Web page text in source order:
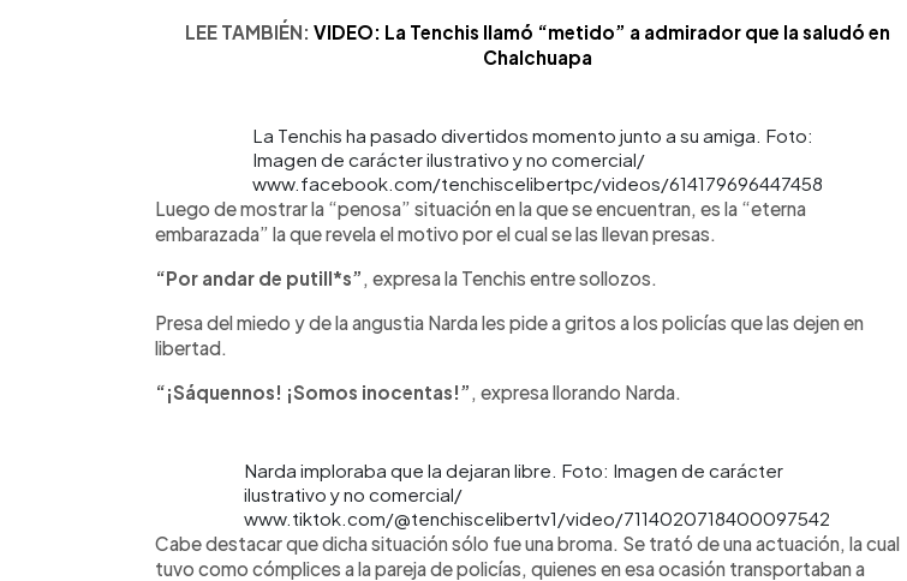
LEE TAMBIÉN: VIDEO: La Tenchis llamó “metido” a admirador que la saludó en
Chalchuapa
La Tenchis ha pasado divertidos momento junto a su amiga. Foto:
Imagen de carácter ilustrativo y no comercial/
www.facebook.com/tenchiscelibertpc/videos/614179696447458
Luego de mostrar la “penosa” situación en la que se encuentran, es la “eterna
embarazada” la que revela el motivo por el cual se las llevan presas.
“Por andar de putill*s”, expresa la Tenchis entre sollozos.
Presa del miedo y de la angustia Narda les pide a gritos a los policías que las dejen en
libertad.
“¡Sáquennos! ¡Somos inocentas!”, expresa llorando Narda.
Narda imploraba que la dejaran libre. Foto: Imagen de carácter
ilustrativo y no comercial/
www.tiktok.com/@tenchiscelibertv1/video/7114020718400097542
Cabe destacar que dicha situación sólo fue una broma. Se trató de una actuación, la cual
tuvo como cómplices a la pareja de policías, quienes en esa ocasión transportaban a